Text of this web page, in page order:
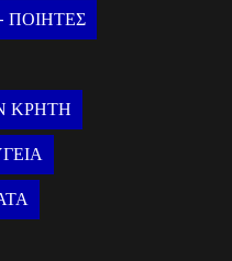
ΠΟΙΗΤΕΣ
ΚΡΗΤΗ